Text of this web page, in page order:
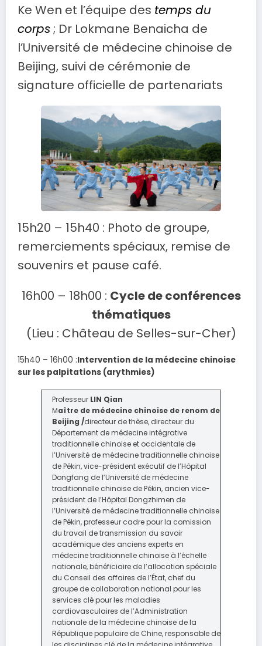
Ke Wen et l’équipe des temps du
corps; Dr Lokmane Benaicha de
l’Université de médecine chinoise de
Beijing, suivi de cérémonie de
signature officielle de partenariats
15h20 – 15h40 : Photo de groupe,
remerciements spéciaux, remise de
souvenirs et pause café.
16h00 – 18h00 : Cycle de conférences
thématiques
(Lieu : Château de Selles-sur-Cher)
15h40 – 16h00 :Intervention de la médecine chinoise
sur les palpitations (arythmies)
Professeur LIN Qian
Maître de médecine chinoise de renom de
Beijing /directeur de thèse, directeur du
Département de médecine intégrative
traditionnelle chinoise et occidentale de
l’Université de médecine traditionnelle chinoise
de Pékin, vice-président exécutif de l’Hôpital
Dongfang de l’Université de médecine
traditionnelle chinoise de Pékin, ancien vice-
président de l’Hôpital Dongzhimen de
l’Université de médecine traditionnelle chinoise
de Pékin, professeur cadre pour la comission
du travail de transmission du savoir
académique des anciens experts en
médecine traditionnelle chinoise à l’échelle
nationale, bénéficiaire de l’allocation spéciale
du Conseil des affaires de l’État, chef du
groupe de collaboration national pour les
services clé pour les maladies
cardiovasculaires de l’Administration
nationale de la médecine chinoise de la
République populaire de Chine, responsable de